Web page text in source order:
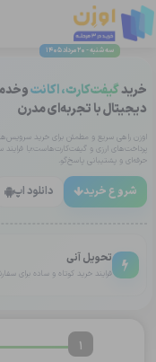
سه شنبه - 20 مرداد 1405
خریدگیفت‌کارت، اکانت
دیجیتال با تجربه‌ای مدرن
اوزن راهی سریع و مطمئن برای خرید
پرداخت‌های ارزی و گیفت‌کارت‌هاست؛با فرایند
حرفه‌ای و پشتیبانی پاسخ‌گو.
شروع خرید دانلود اپ
تحویل آنی
فرایند خرید کوتاه و ساده برای
1